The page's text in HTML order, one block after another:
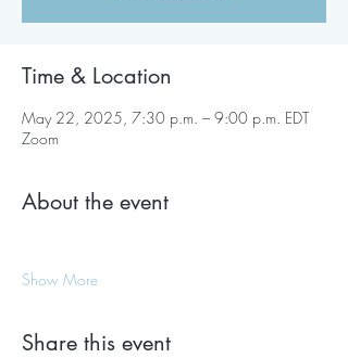
Time & Location
May 22, 2025, 7:30 p.m. – 9:00 p.m. EDT
Zoom
About the event
Show More
Share this event